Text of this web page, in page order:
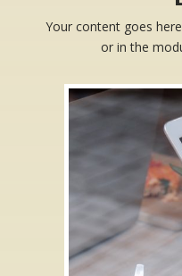
Your content goes
or in the